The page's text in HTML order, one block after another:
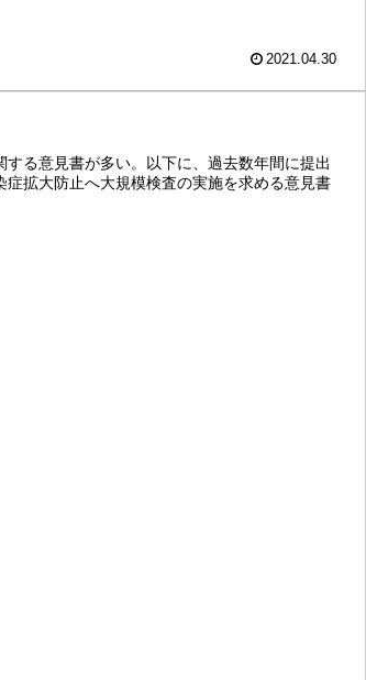
2021.04.30
る意見書が多い。以下に、過去数年間に提出
拡大防止へ大規模検査の実施を求める意見書